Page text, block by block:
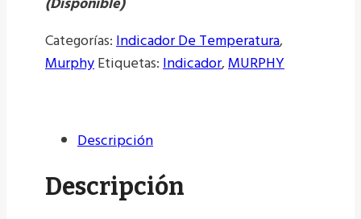
Categorías:Indicador De Temperatura,
MurphyEtiquetas:Indicador,MURPHY
Descripción
Descripción